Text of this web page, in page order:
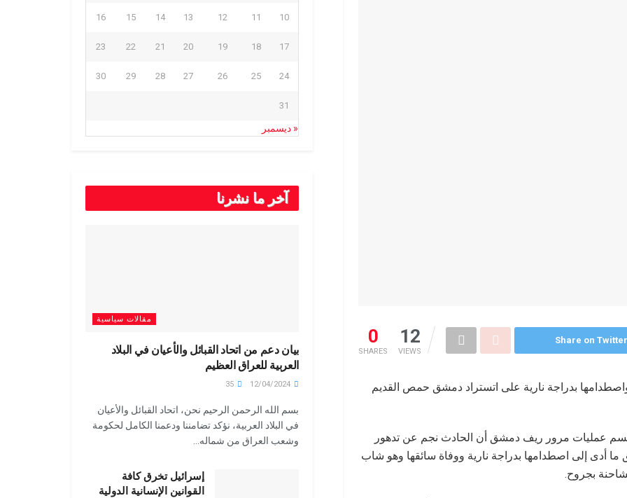
0
SHARES
12
VIEWS
Share on Twitter
بدراجة نارية على اتستراد دمشق حمص القديم
قسم عمليات مرور ريف دمشق أن الحادث نجم عن تدهور
أدى إلى اصطدامها بدراجة نارية ووفاة سائقها وهو شاب
بجروح.
10
11
12
13
14
15
16
17
18
19
20
21
22
23
24
25
26
27
28
29
30
31
« ديسمبر
آخر ما نشرنا
مقالات سياسية
بيان دعم من اتحاد القبائل والأعيان في البلاد
العربية للعراق العظيم
بسم الله الرحمن الرحيم نحن، اتحاد القبائل والأعيان
في البلاد العربية، نؤكد تضامننا ودعمنا الكامل لحكومة
وشعب العراق من شماله...
إسرائيل تخرق كافة
القوانين الإنسانية الدولية